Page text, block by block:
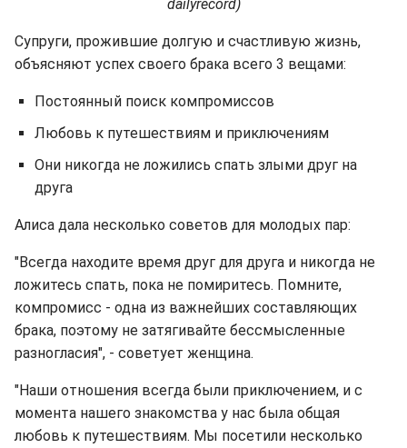
dailyrecord)
Супруги, прожившие долгую и счастливую жизнь,
объясняют успех своего брака всего 3 вещами:
Постоянный поиск компромиссов
Любовь к путешествиям и приключениям
Они никогда не ложились спать злыми друг на
друга
Алиса дала несколько советов для молодых пар:
"Всегда находите время друг для друга и никогда не
ложитесь спать, пока не помиритесь. Помните,
компромисс - одна из важнейших составляющих
брака, поэтому не затягивайте бессмысленные
разногласия", - советует женщина.
"Наши отношения всегда были приключением, и с
момента нашего знакомства у нас была общая
любовь к путешествиям. Мы посетили несколько